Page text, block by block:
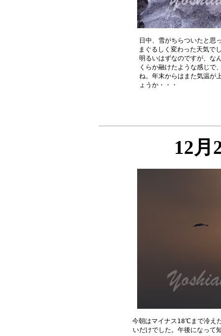
日中、雪がちらついたと思
まぐるしく変わった天気で
明るいはずなのですが、な
くらか融けたような感じで
ね。年末からはまた気温が
12月
今朝はマイナス18℃まで冷え
いだけでした。午後になって